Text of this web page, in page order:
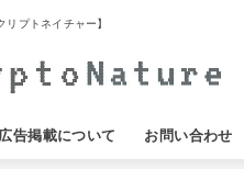
プトネイチャー】
広告掲載について お問い合わせ